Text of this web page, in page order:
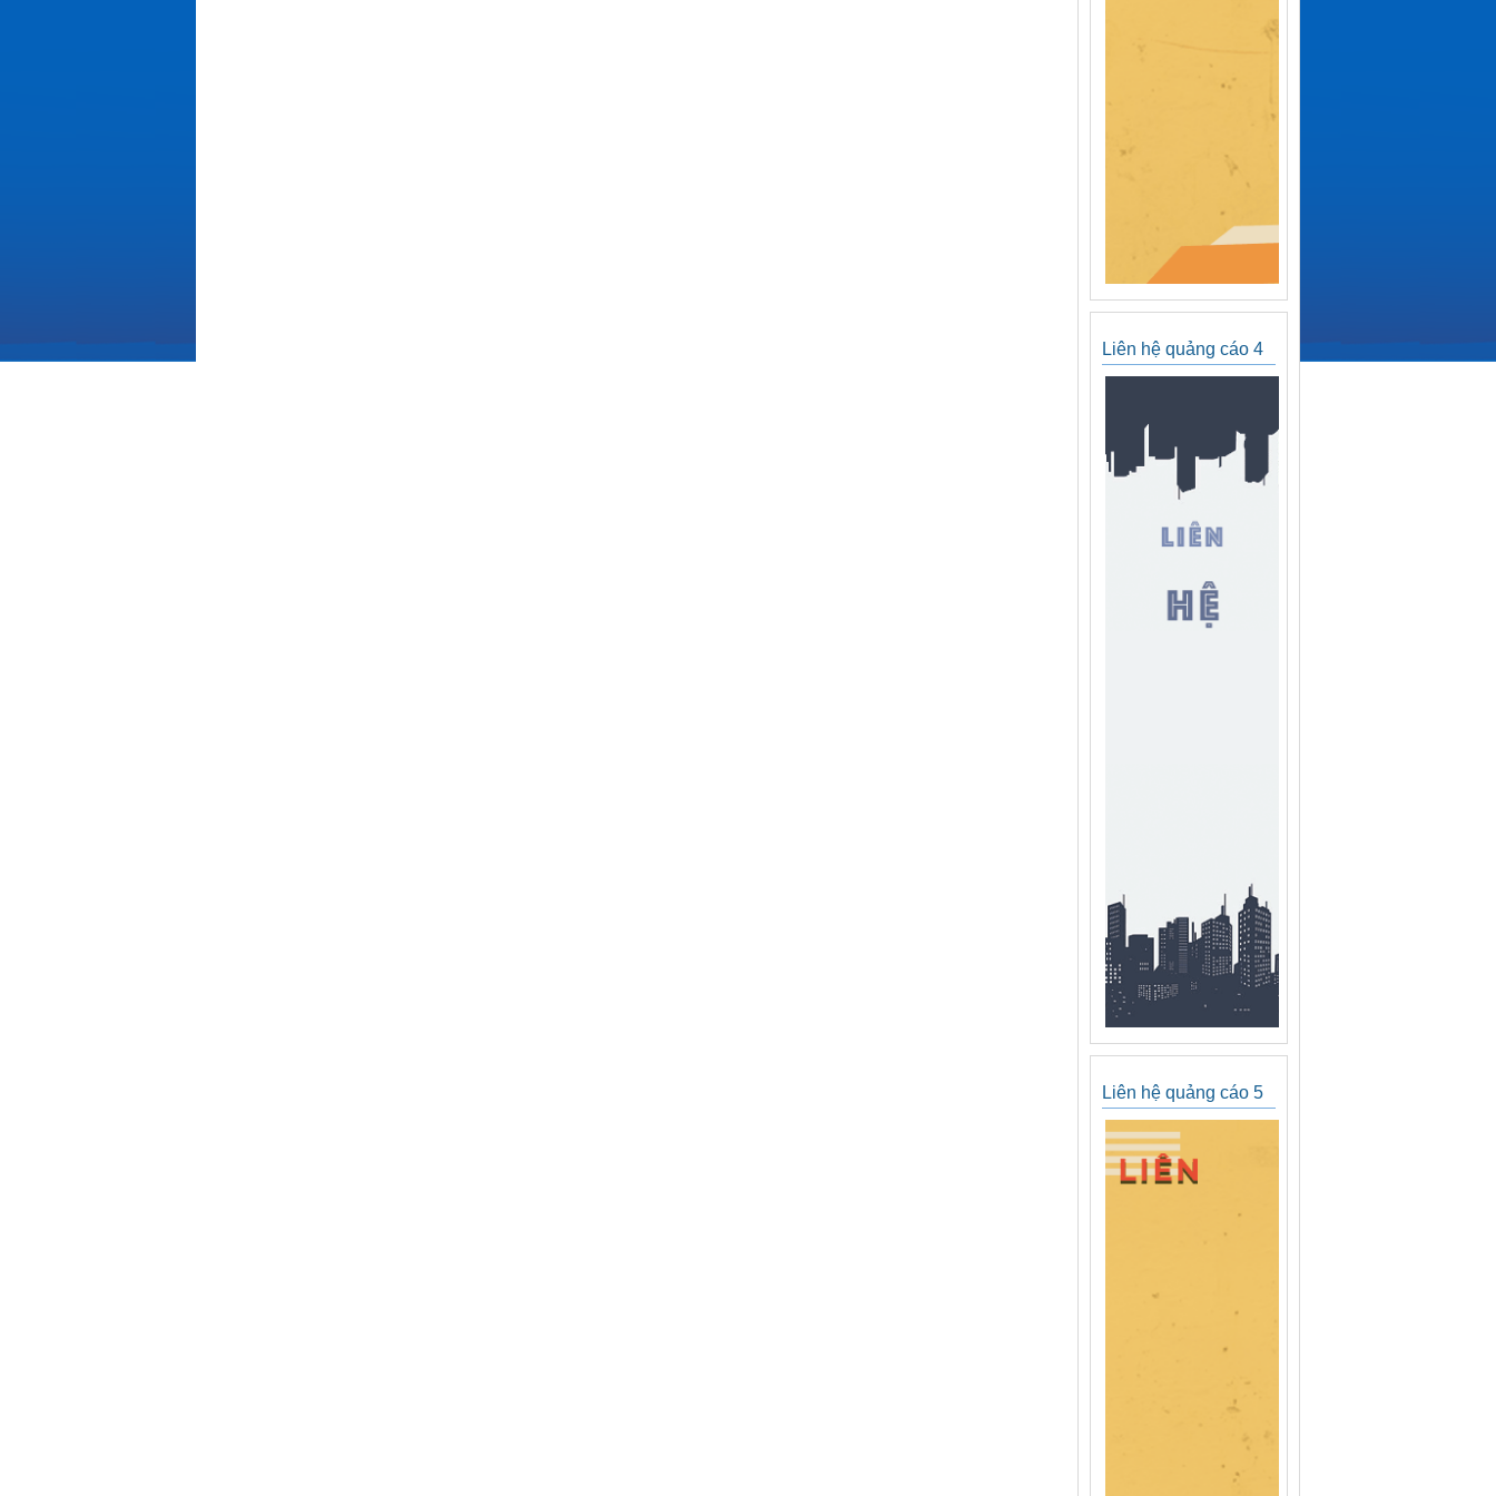
Liên hệ quảng cáo 4
Liên hệ quảng cáo 5